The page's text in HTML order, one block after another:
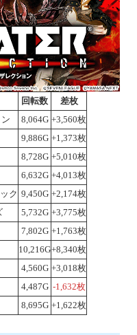
回転数
差枚
8,064G +3,560枚
9,886G +1,373枚
8,728G +5,010枚
6,632G +4,013枚
ク 9,450G +2,174枚
5,732G +3,775枚
7,802G +1,763枚
10,216G+8,340枚
4,560G +3,018枚
4,487G -1,632枚
8,695G +1,622枚